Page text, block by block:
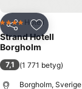
Dela Lägg till i
4 StjärnorHotell
Strand Hotell
Borgholm
7,1 (1 771 betyg)
Borgholm, Sverige